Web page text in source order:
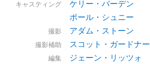
キャスティング
ケリー・バーデン
ポール・シュニー
撮影 アダム・ストーン
撮影補助 スコット・ガードナー
編集 ジェーン・リッツォ